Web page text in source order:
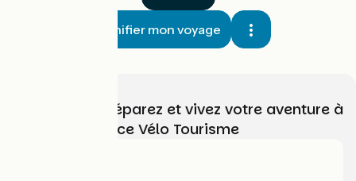
Planifier mon voyage
Choisissez, préparez et vivez votre aventure à
vélo avec France Vélo Tourisme